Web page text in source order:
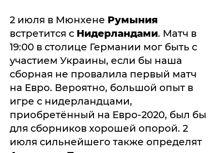
2 июля в Мюнхене Румыния
встретится с Нидерландами. Матч в
19:00 в столице Германии мог быть с
участием Украины, если бы наша
сборная не провалила первый матч
на Евро. Вероятно, большой опыт в
игре с нидерландцами,
приобретённый на Евро-2020, был бы
для сборников хорошей опорой. 2
июля сильнейшего также определят